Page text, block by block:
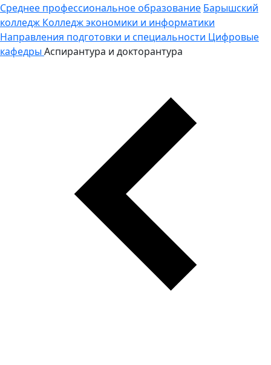
Среднее профессиональное образование Барышский
колледж Колледж экономики и информатики
Направления подготовки и специальности Цифровые
кафедры Аспирантура и докторантура